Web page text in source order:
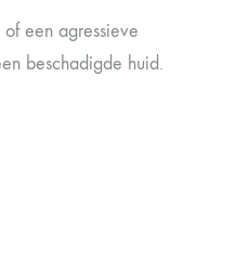
een agressieve
beschadigde huid.